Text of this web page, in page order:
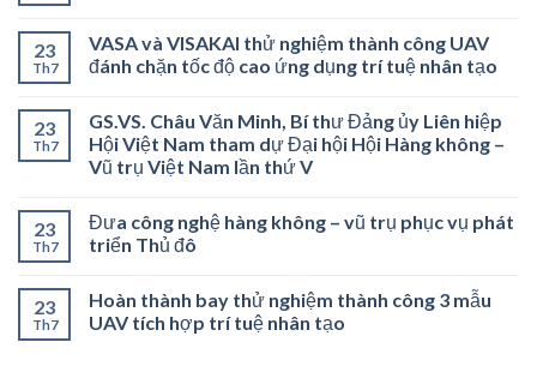
23
Th7
VASA và VISAKAI thử nghiệm thành công UAV
đánh chặn tốc độ cao ứng dụng trí tuệ nhân tạo
23
Th7
GS.VS. Châu Văn Minh, Bí thư Đảng ủy Liên hiệp
Hội Việt Nam tham dự Đại hội Hội Hàng không –
Vũ trụ Việt Nam lần thứ V
23
Th7
Đưa công nghệ hàng không – vũ trụ phục vụ phát
triển Thủ đô
23
Th7
Hoàn thành bay thử nghiệm thành công 3 mẫu
UAV tích hợp trí tuệ nhân tạo